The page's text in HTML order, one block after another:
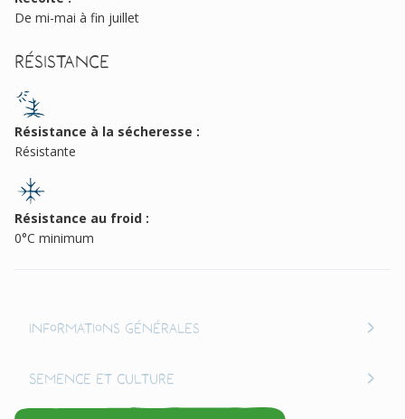
De mi-mai à fin juillet
Résistance
Résistance à la sécheresse :
Résistante
Résistance au froid :
0°C minimum
Informations générales
Semence et culture